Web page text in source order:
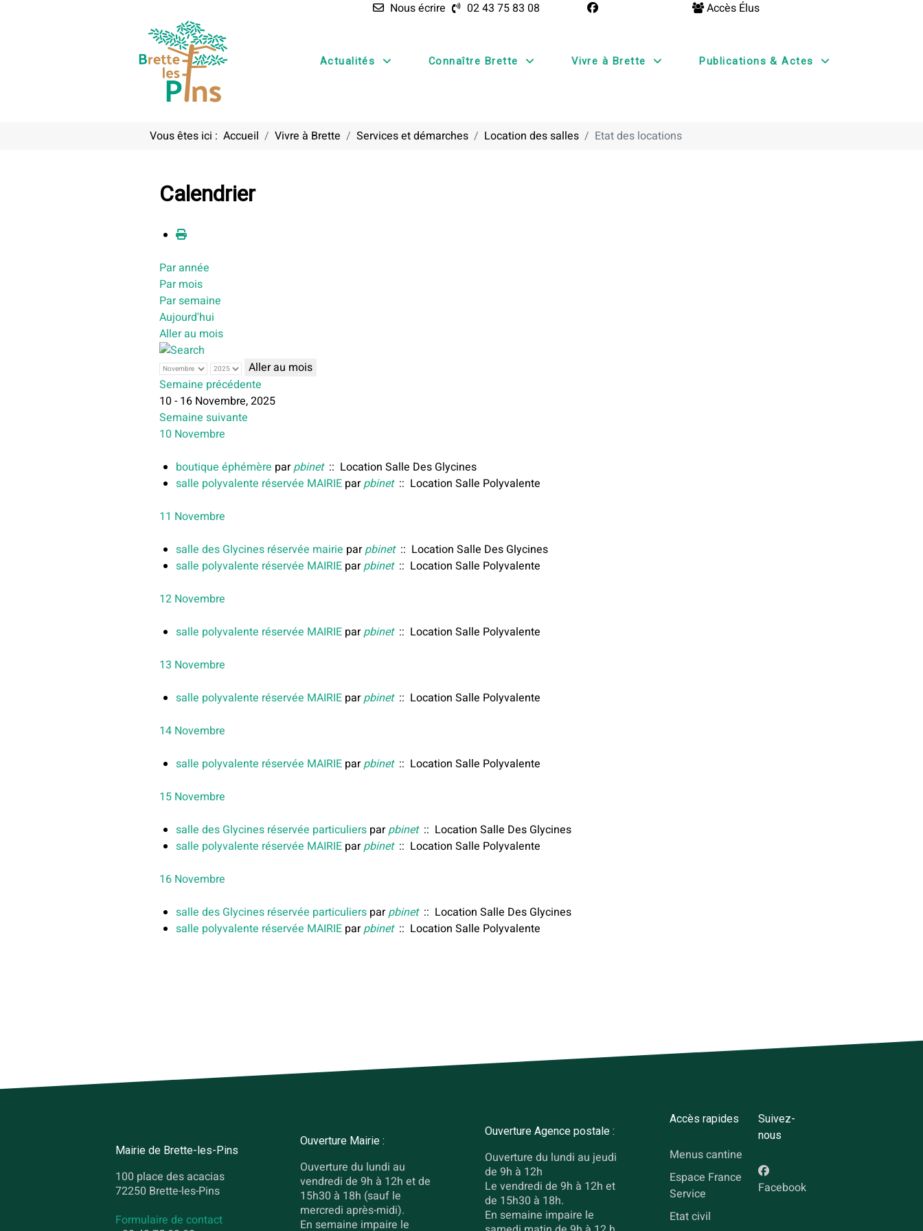
Nous écrire 02 43 75 83 08 Accès Élus
Actualités Connaître Brette Vivre à Brette Publications & Actes
Vous êtes ici : Accueil Vivre à Brette Services et démarches Location des salles Etat des locations
Calendrier
Par année
Par mois
Par semaine
Aujourd'hui
Aller au mois
Aller au mois
Semaine précédente
10 - 16 Novembre, 2025
Semaine suivante
10 Novembre
boutique éphémère parpbinet:: Location Salle Des Glycines
salle polyvalente réservée MAIRIEparpbinet:: Location Salle Polyvalente
11 Novembre
salle des Glycines réservée mairie parpbinet:: Location Salle Des Glycines
salle polyvalente réservée MAIRIEparpbinet:: Location Salle Polyvalente
12 Novembre
salle polyvalente réservée MAIRIEparpbinet:: Location Salle Polyvalente
13 Novembre
salle polyvalente réservée MAIRIEparpbinet:: Location Salle Polyvalente
14 Novembre
salle polyvalente réservée MAIRIEparpbinet:: Location Salle Polyvalente
15 Novembre
salle des Glycines réservée particuliersparpbinet:: Location Salle Des Glycines
salle polyvalente réservée MAIRIEparpbinet:: Location Salle Polyvalente
16 Novembre
salle des Glycines réservée particuliersparpbinet:: Location Salle Des Glycines
salle polyvalente réservée MAIRIEparpbinet:: Location Salle Polyvalente
Mairie de Brette-les-Pins
100 place des acacias
72250 Brette-les-Pins
Formulaire de contact
Ouverture Mairie :
Ouverture du lundi au
vendredi de 9h à 12h et de
15h30 à 18h (sauf le
mercredi après-midi).
En semaine impaire le
Ouverture Agence postale :
Ouverture du lundi au jeudi
de 9h à 12h
Le vendredi de 9h à 12h et
de 15h30 à 18h.
En semaine impaire le
Accès rapides
Menus cantine
Espace France
Service
Etat civil
Suivez-
nous
Facebook